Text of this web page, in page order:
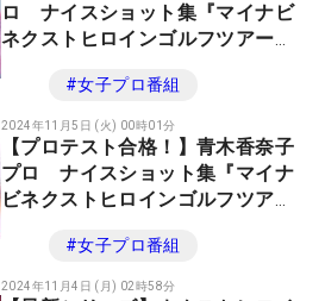
ロ ナイスショット集『マイナビ
ネクストヒロインゴルフツアー
#女子プロ番組
2024年11月5日 (火) 00時01分
【プロテスト合格！】青木香奈子
プロ ナイスショット集『マイナ
ビネクストヒロインゴルフツアー
#女子プロ番組
2024年11月4日 (月) 02時58分